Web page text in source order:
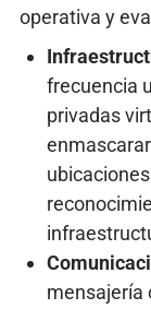
operativa y
frecuencia
privadas
mensajería